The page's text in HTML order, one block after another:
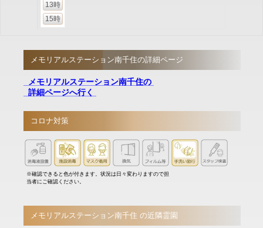
13時
15時
メモリアルステーション南千住の詳細ページ
メモリアルステーション南千住の
詳細ページへ行く
コロナ対策
※確認できると色が付きます。状況は日々変わりますので担
当者にご確認ください。
メモリアルステーション南千住 の近隣霊園